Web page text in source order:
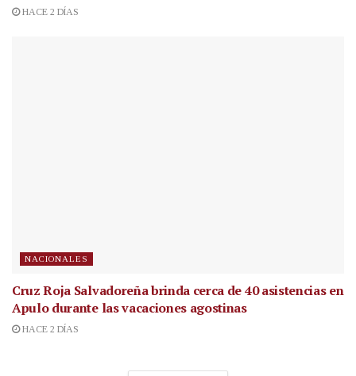
HACE 2 DÍAS
NACIONALES
Cruz Roja Salvadoreña brinda cerca de 40 asistencias en
Apulo durante las vacaciones agostinas
HACE 2 DÍAS